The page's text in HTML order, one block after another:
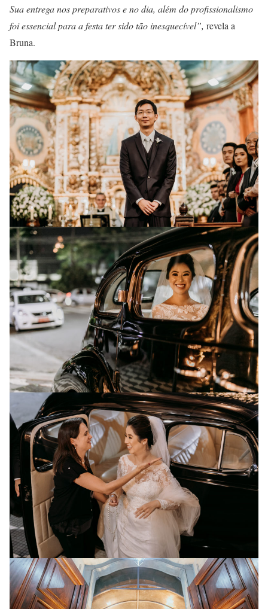
Sua entrega nos preparativos e no dia, além do profissionalismo
foi essencial para a festa ter sido tão inesquecível”, revela a
Bruna.